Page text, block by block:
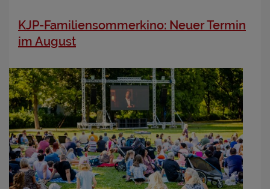
KJP-Familiensommerkino: Neuer Termin
im August